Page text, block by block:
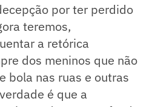
por ter perdido
teremos,
a retórica
dos meninos que não
bola nas ruas e outras
é que a